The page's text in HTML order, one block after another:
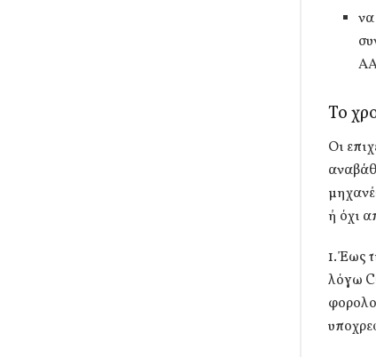
Το
Οι
ή όχι
1. Έως
λόγω